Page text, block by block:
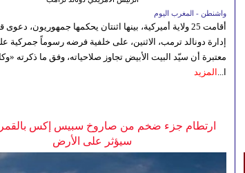
واشنطن - المغرب اليوم
أقامت 25 ولاية أميركية، بينها اثنتان يحكمها جمهوريون،
معتبرة أن سيّد البيت الأبيض تجاوز صلاحياته، وفق ما ذكرته
ا...
المزيد
ارتطام جزء ضخم من صاروخ سبيس إكس
سيؤثر على الأرض